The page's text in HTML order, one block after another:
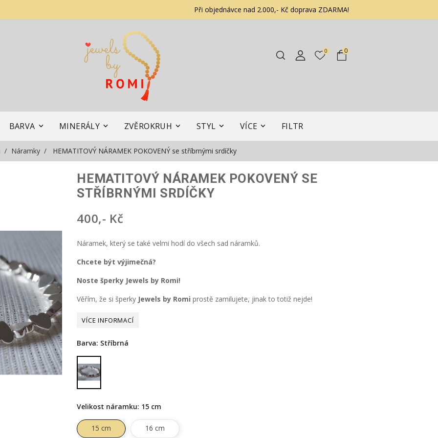
Při objednávce nad 2.000,- Kč doprava ZDARMA!
0
0
BARVA MINERÁLY ZVĚROKRUH STYL VÍCE FILTR
Náramky HEMATITOVÝ NÁRAMEK POKOVENÝ se stříbrnými srdíčky
HEMATITOVÝ NÁRAMEK POKOVENÝ SE
STŘÍBRNÝMI SRDÍČKY
400,- Kč
Náramek, který se také velmi hodí do všech sad náramků.
Chcete být výjimečná?
Noste šperky Jewels by Romi!
Věřím, že si šperky Jewels by Romi prostě zamilujete, jinak to totiž nejde!
Barva: Stříbrná
Stříbrná
Velikost náramku: 15 cm
15 cm 16 cm